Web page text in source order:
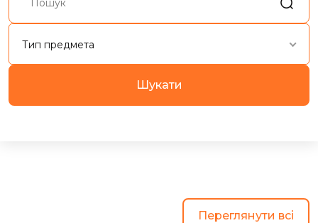
Тип предмета
Шукати
Переглянути всі